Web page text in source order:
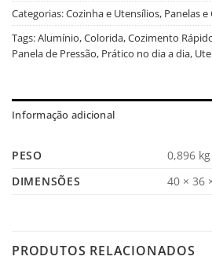
Categorias:Cozinha e Utensílios, Panelas e
Tags:Alumínio,Colorida,Cozimento
Panela de Pressão, Prático no dia a dia,
Informação adicional
PESO
0,896 kg
DIMENSÕES
40 × 36
PRODUTOS RELACIONADOS